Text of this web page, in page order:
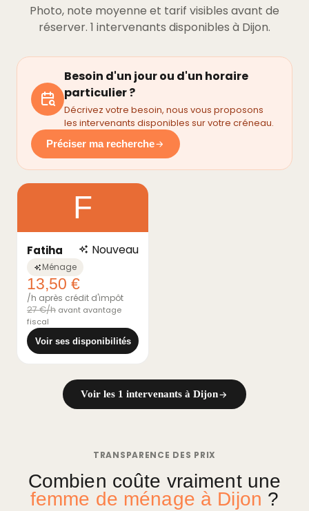
Photo, note moyenne et tarif visibles avant de
réserver. 1 intervenants disponibles à Dijon.
Besoin d'un jour ou d'un horaire
particulier ?
Décrivez votre besoin, nous vous proposons
les intervenants disponibles sur votre créneau.
Préciser ma recherche
F
Fatiha Nouveau
Ménage
13,50 €
/h après crédit d'impôt
27 €/h avant avantage
fiscal
Voir ses disponibilités
Voir les 1 intervenants à Dijon
TRANSPARENCE DES PRIX
Combien coûte vraiment une
femme de ménage à Dijon ?